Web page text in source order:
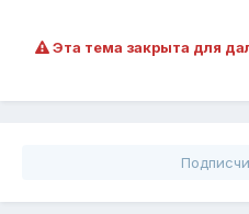
Эта тема закрыта для